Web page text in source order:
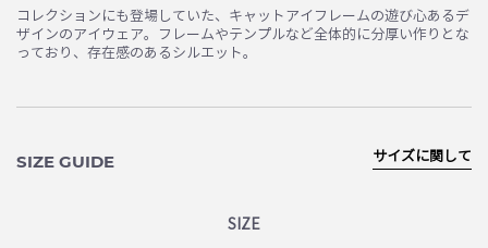
コレクションにも登場していた、キャットアイフレームの遊び心あるデ
ザインのアイウェア。フレームやテンプルなど全体的に分厚い作りとな
っており、存在感のあるシルエット。
SIZE GUIDE
SIZE
サイズに関して